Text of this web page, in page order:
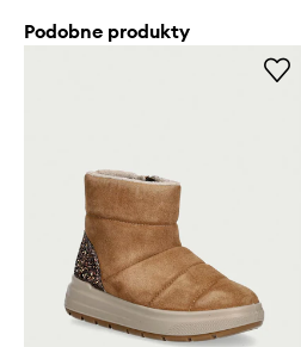
Podobne produkty